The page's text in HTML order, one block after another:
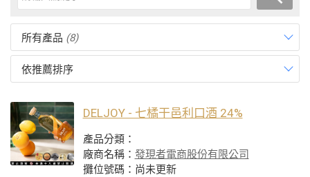
所有產品 (8)
依推薦排序
DELJOY - 七橘干邑利口酒 24%
產品分類：
廠商名稱： 發現者電商股份有限公司
攤位號碼：尚未更新